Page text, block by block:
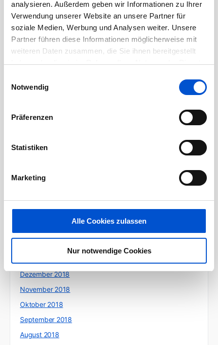
analysieren. Außerdem geben wir Informationen zu Ihrer
Verwendung unserer Website an unsere Partner für
soziale Medien, Werbung und Analysen weiter. Unsere
Partner führen diese Informationen möglicherweise mit
weiteren Daten zusammen, die Sie ihnen bereitgestellt
haben oder die sie im Rahmen Ihrer Nutzung der Dienste
Notwendig
Präferenzen
Statistiken
Marketing
Alle Cookies zulassen
Nur notwendige Cookies
Juni 2020
Mai 2020
April 2020
März 2020
Februar 2020
Dezember 2019
Juni 2019
Mai 2019
Dezember 2018
November 2018
Oktober 2018
September 2018
August 2018